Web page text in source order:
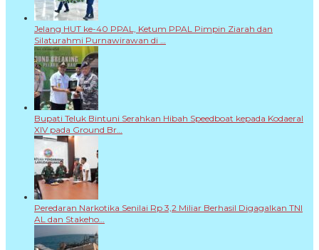
Jelang HUT ke-40 PPAL, Ketum PPAL Pimpin Ziarah dan
Silaturahmi Purnawirawan di …
Bupati Teluk Bintuni Serahkan Hibah Speedboat kepada Kodaeral
XIV pada Ground Br…
Peredaran Narkotika Senilai Rp 3,2 Miliar Berhasil Digagalkan TNI
AL dan Stakeho…